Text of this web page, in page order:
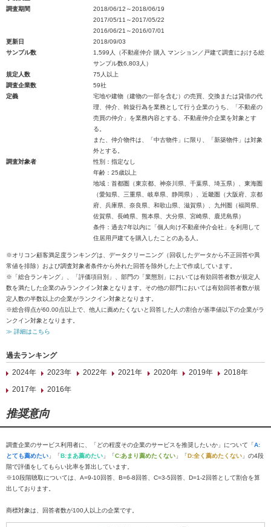
調査期間
2018/06/12～2018/06/19
2017/05/11～2017/05/22
2016/06/21～2016/07/01
更新日
2018/09/03
サンプル数
1,599人（不動産仲介 購入 マンション／戸建て調査における総
サンプル数6,803人）
規定人数
75人以上
調査企業数
59社
定義
宅地や建物（建物の一部を含む）の売買、交換または貸借の代
理、仲介、斡旋行為を業務として行う企業のうち、「不動産の
売買の仲介」を業務内容とする、不動産仲介企業を対象とす
る。
また、仲介物件は、「中古物件」に限り、「新築物件」は対象
外とする。
調査対象者
性別：指定なし
年齢：25歳以上
地域：首都圏（東京都、神奈川県、千葉県、埼玉県）、東海圏
（愛知県、三重県、岐阜県、静岡県）、近畿圏（大阪府、京都
府、兵庫県、奈良県、和歌山県、滋賀県）、九州圏（福岡県、
佐賀県、長崎県、熊本県、大分県、宮崎県、鹿児島県）
条件：過去7年以内に「個人向け不動産仲介会社」を利用して
住居用戸建てを購入したことのある人。
※オリコン顧客満足度ランキングは、データクリーニング（回収したデータから不正回答や異
常値を排除）および調査対象者条件から外れた回答を除外した上で作成しています。
※「総合ランキング」、「評価項目別」、部門の「業態別」においては有効回答者数が規定人
数を満たした企業のみランクイン対象となります。その他の部門においては有効回答者数が規
定人数の半数以上の企業がランクイン対象となります。
※総合得点が60.00点以上で、他人に薦めたくないと回答した人の割合が基準値以下の企業がラ
ンクイン対象となります。
≫ 詳細はこちら
過去ランキング
2024年
2023年 2022年 2021年 2020年 2019年
2018年
2017年
2016年
推奨意向
調査企業のサービス利用者に、「どの程度その企業のサービスを推奨したいか」について「A:
とても薦めたい 」「B:まあ薦めたい 」「C:あまり薦めたくない 」「D:全く薦めたくない 」の4段
階で評価をしてもらい比率を算出しています。
※10段階聴取については、A=9-10回答、B=6-8回答、C=3-5回答、D=1-2回答として割合を算
出しております。
商標対象は、回答者数が100人以上の企業です。